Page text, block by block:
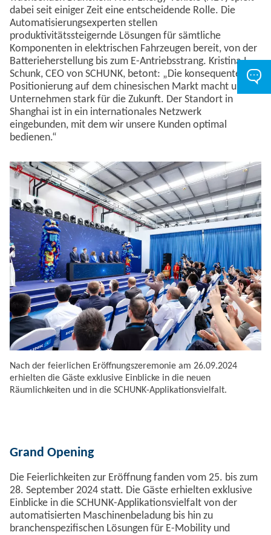
dabei seit einiger Zeit eine entscheidende Rolle. Die
Automatisierungsexperten stellen
produktivitätssteigernde Lösungen für sämtliche
Komponenten in elektrischen Fahrzeugen bereit, von der
Batterieherstellung bis zum E-Antriebsstrang. Kristina I.
Schunk, CEO von SCHUNK, betont: „Die konsequente
Positionierung auf dem chinesischen Markt macht unser
Unternehmen stark für die Zukunft. Der Standort in
Shanghai ist in ein internationales Netzwerk
eingebunden, mit dem wir unsere Kunden optimal
bedienen.“
Nach der feierlichen Eröffnungszeremonie am 26.09.2024
erhielten die Gäste exklusive Einblicke in die neuen
Räumlichkeiten und in die SCHUNK-Applikationsvielfalt.
Grand Opening
Die Feierlichkeiten zur Eröffnung fanden vom 25. bis zum
28. September 2024 statt. Die Gäste erhielten exklusive
Einblicke in die SCHUNK-Applikationsvielfalt von der
automatisierten Maschinenbeladung bis hin zu
branchenspezifischen Lösungen für E-Mobility und